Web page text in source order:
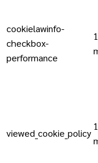
cookielawinfo-
checkbox-
performance
viewed_cookie_policy